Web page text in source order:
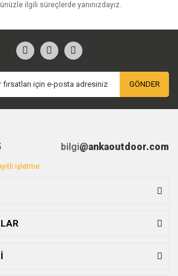
ilgili süreçlerde yanınızdayız.
GÖNDER
bilgi@ankaoutdoor.com